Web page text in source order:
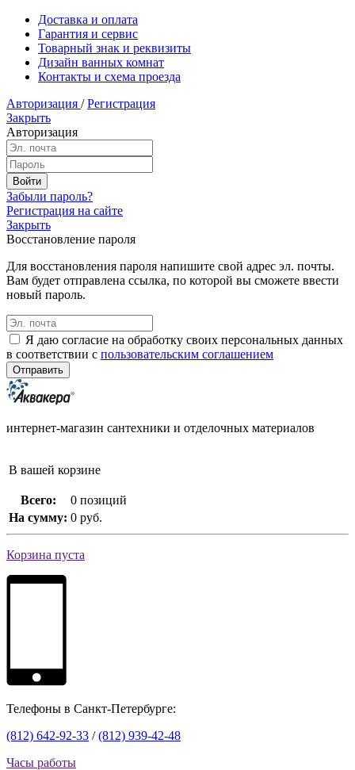
Доставка и оплата
Гарантия и сервис
Товарный знак и реквизиты
Дизайн ванных комнат
Контакты и схема проезда
Авторизация / Регистрация
Закрыть
Авторизация
Забыли пароль?
Регистрация на сайте
Закрыть
Восстановление пароля
Для восстановления пароля напишите свой адрес эл. почты.
Вам будет отправлена ссылка, по которой вы сможете ввести
новый пароль.
Я даю согласие на обработку своих персональных данных
в соответствии с пользовательским соглашением
интернет-магазин сантехники и отделочных материалов
В вашей корзине
Всего:
0 позиций
На сумму: 0 руб.
Корзина пуста
Телефоны в Санкт-Петербурге:
(812) 642-92-33 /(812) 939-42-48
Часы работы